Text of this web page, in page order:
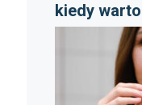
kiedy